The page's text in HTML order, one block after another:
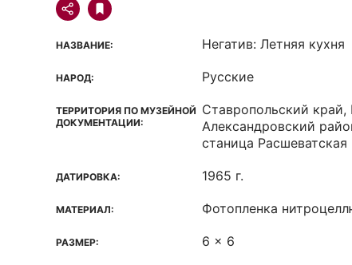
НАЗВАНИЕ: Негатив: Летняя кухня
НАРОД: Русские
ТЕРРИТОРИЯ ПО МУЗЕЙНОЙ
ДОКУМЕНТАЦИИ:
Ставропольский
Александровский
станица Расшеватская
ДАТИРОВКА: 1965 г.
МАТЕРИАЛ: Фотопленка
РАЗМЕР: 6 x 6